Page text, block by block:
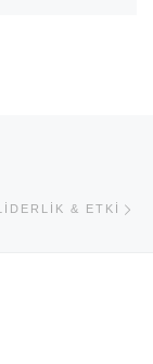
LIDERLIK & ETKI